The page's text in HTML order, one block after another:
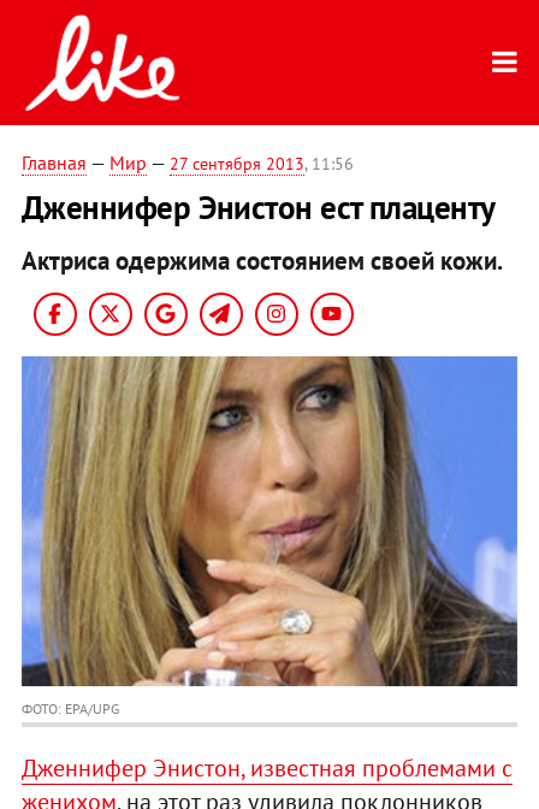
Главная — Мир — 27 сентября 2013, 11:56
Дженнифер Энистон ест плаценту
Актриса одержима состоянием своей кожи.
ФОТО: EPA/UPG
Дженнифер Энистон, известная проблемами с
женихом, на этот раз удивила поклонников